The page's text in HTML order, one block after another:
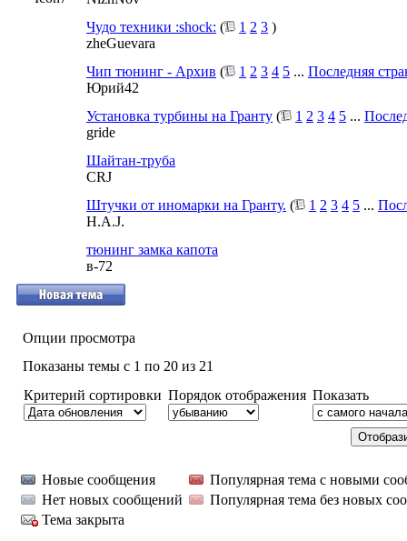
Чудо техники :shock: ( 1 2 3 )
zheGuevara
Чип тюнинг - Архив ( 1 2 3 4 5 ... Последняя
Юрий42
Установка турбины на Гранту ( 1 2 3 4 5 ...
gride
Шайтан-труба
CRJ
Штучки от иномарки на Гранту. ( 1 2 3 4 5 ...
H.A.J.
тюнинг замка капота
в-72
Опции просмотра
Показаны темы с 1 по 20 из 21
Критерий сортировки Порядок отображения Показать
Новые сообщения
Популярная тема с новыми
Нет новых сообщений
Популярная тема без новых
Тема закрыта